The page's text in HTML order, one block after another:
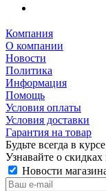
Компания
О компании
Новости
Политика
Информация
Помощь
Условия оплаты
Условия доставки
Гарантия на товар
Будьте всегда в
Узнавайте о
Новости